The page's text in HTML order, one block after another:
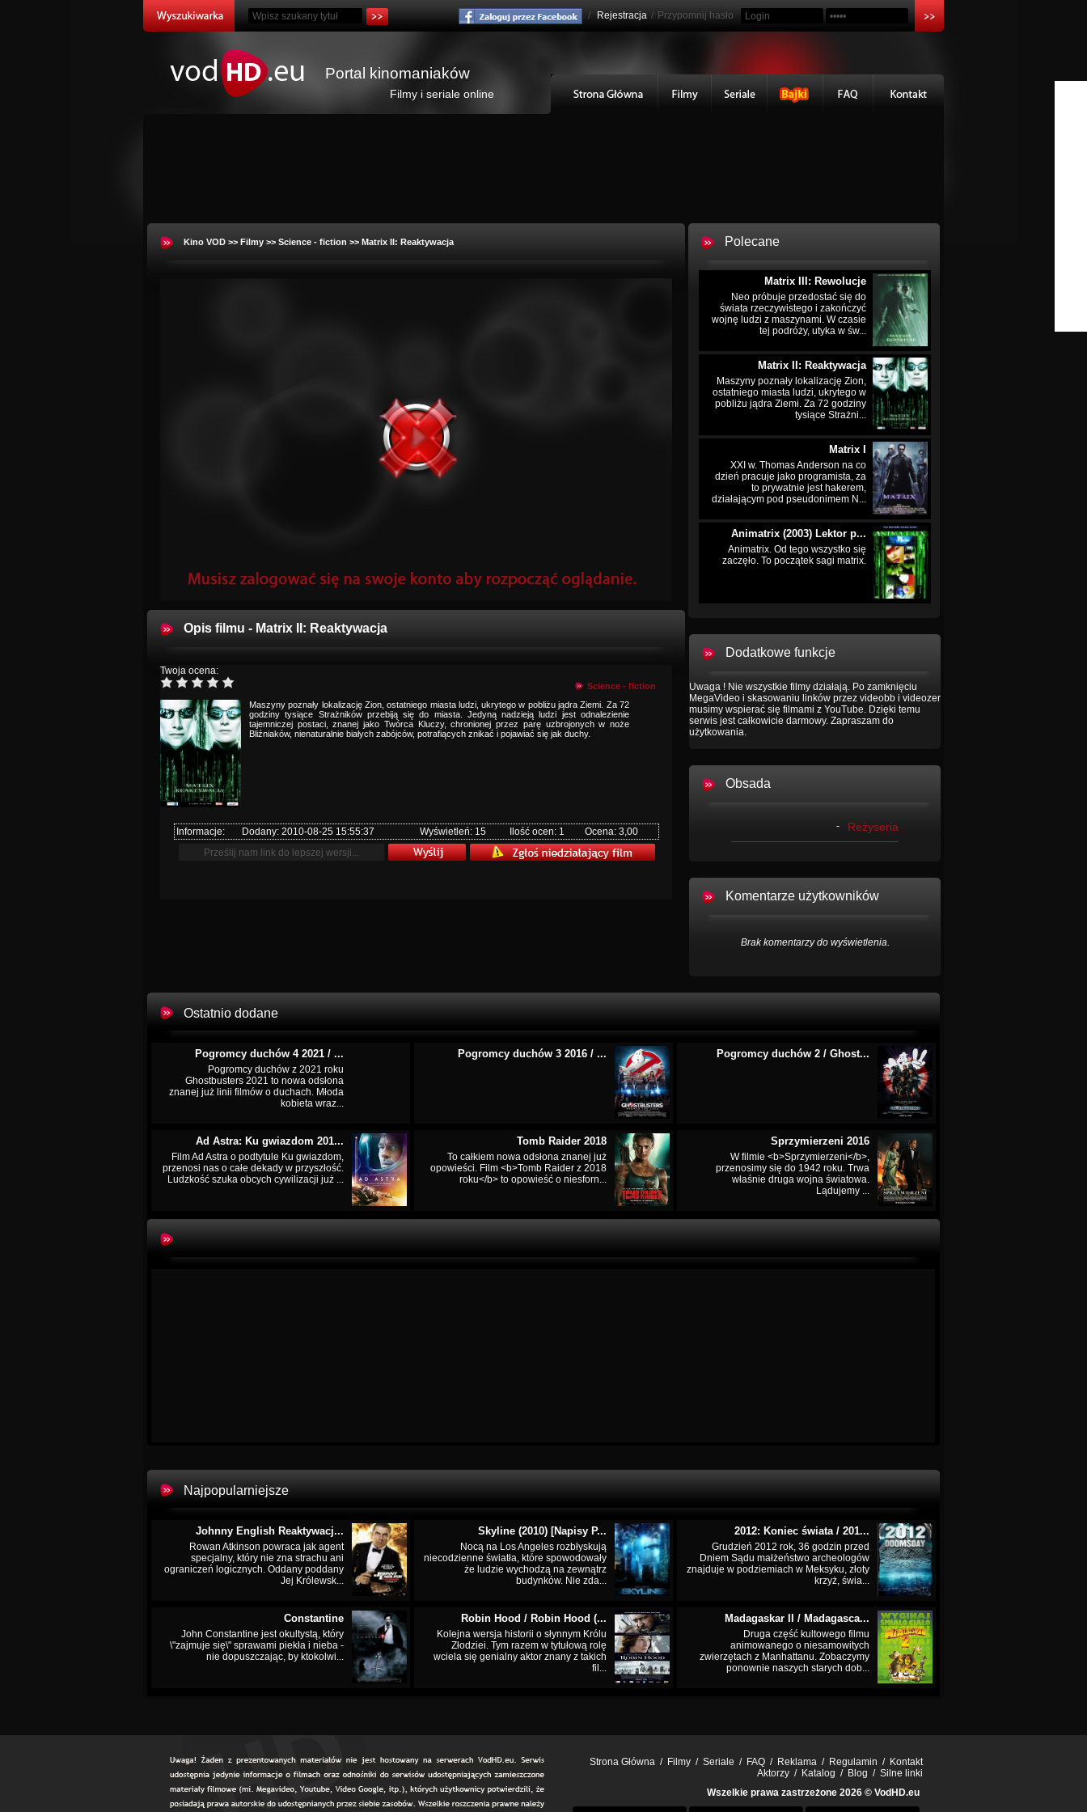
/ Rejestracja / Przypomnij hasło
Portal kinomaniaków
Filmy i seriale online
Kino VOD >> Filmy >> Science - fiction >> Matrix II: Reaktywacja
Opis filmu - Matrix II: Reaktywacja
Twoja ocena:
Science - fiction
Maszyny poznały lokalizację Zion, ostatniego miasta ludzi, ukrytego w pobliżu jądra Ziemi. Za 72
godziny tysiące Strażników przebiją się do miasta. Jedyną nadzieją ludzi jest odnalezienie
tajemniczej postaci, znanej jako Twórca Kluczy, chronionej przez parę uzbrojonych w noże
Bliźniaków, nienaturalnie białych zabójców, potrafiących znikać i pojawiać się jak duchy.
Informacje: Dodany: 2010-08-25 15:55:37 Wyświetleń: 15 Ilość ocen: 1 Ocena: 3,00
Polecane
Matrix III: Rewolucje
Neo próbuje przedostać się do
świata rzeczywistego i zakończyć
wojnę ludzi z maszynami. W czasie
tej podróży, utyka w św...
Matrix II: Reaktywacja
Maszyny poznały lokalizację Zion,
ostatniego miasta ludzi, ukrytego w
pobliżu jądra Ziemi. Za 72 godziny
tysiące Strażni...
Matrix I
XXI w. Thomas Anderson na co
dzień pracuje jako programista, za
to prywatnie jest hakerem,
działającym pod pseudonimem N...
Animatrix (2003) Lektor p...
Animatrix. Od tego wszystko się
zaczęło. To początek sagi matrix.
Dodatkowe funkcje
Uwaga ! Nie wszystkie filmy działają. Po zamknięciu
MegaVideo i skasowaniu linków przez videobb i videozer
musimy wspierać się filmami z YouTube. Dzięki temu
serwis jest całkowicie darmowy. Zapraszam do
użytkowania.
Obsada
- Reżyseria
Komentarze użytkowników
Brak komentarzy do wyświetlenia.
Ostatnio dodane
Pogromcy duchów 4 2021 / ...
Pogromcy duchów z 2021 roku
Ghostbusters 2021 to nowa odsłona
znanej już linii filmów o duchach. Młoda
kobieta wraz...
Pogromcy duchów 3 2016 / ... Pogromcy duchów 2 / Ghost...
Ad Astra: Ku gwiazdom 201...
Film Ad Astra o podtytule Ku gwiazdom,
przenosi nas o całe dekady w przyszłość.
Ludzkość szuka obcych cywilizacji już ...
Tomb Raider 2018
To całkiem nowa odsłona znanej już
opowieści. Film <b>Tomb Raider z 2018
roku</b> to opowieść o niesforn...
Sprzymierzeni 2016
W filmie <b>Sprzymierzeni</b>,
przenosimy się do 1942 roku. Trwa
właśnie druga wojna światowa.
Lądujemy ...
Najpopularniejsze
Johnny English Reaktywacj...
Rowan Atkinson powraca jak agent
specjalny, który nie zna strachu ani
ograniczeń logicznych. Oddany poddany
Jej Królewsk...
Skyline (2010) [Napisy P...
Nocą na Los Angeles rozbłyskują
niecodzienne światła, które spowodowały
że ludzie wychodzą na zewnątrz
budynków. Nie zda...
2012: Koniec świata / 201...
Grudzień 2012 rok, 36 godzin przed
Dniem Sądu małżeństwo archeologów
znajduje w podziemiach w Meksyku, złoty
krzyż, świa...
Constantine
John Constantine jest okultystą, który
\"zajmuje się\" sprawami piekła i nieba -
nie dopuszczając, by ktokolwi...
Robin Hood / Robin Hood (...
Kolejna wersja historii o słynnym Królu
Złodziei. Tym razem w tytułową rolę
wciela się genialny aktor znany z takich
fil...
Madagaskar II / Madagasca...
Druga część kultowego filmu
animowanego o niesamowitych
zwierzętach z Manhattanu. Zobaczymy
ponownie naszych starych dob...
Strona Główna / Filmy / Seriale / FAQ / Reklama / Regulamin / Kontakt
Aktorzy / Katalog / Blog / Silne linki
Wszelkie prawa zastrzeżone 2026 © VodHD.eu